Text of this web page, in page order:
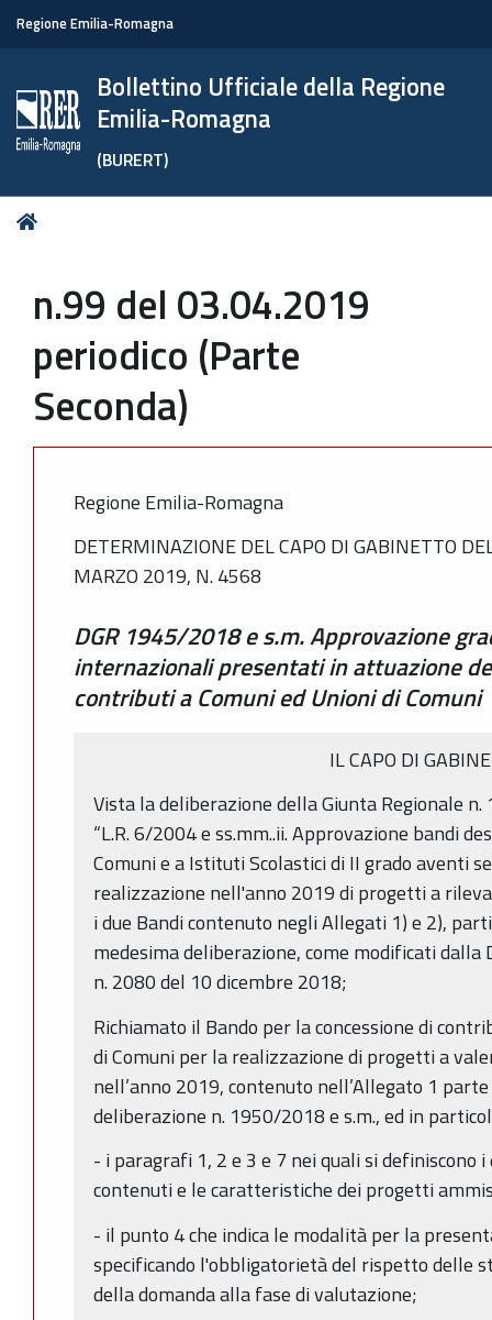
Regione Emilia-Romagna
Bollettino Ufficiale della Regione
Emilia-Romagna
(BURERT)
Tu
n.99 del 03.04.2019
periodico (Parte
Seconda)
Regione Emilia-Romagna
DETERMINAZIONE DEL CAPO DI GABINETTO
MARZO 2019, N. 4568
DGR 1945/2018 e s.m. Approvazione
internazionali presentati in attuazione
contributi a Comuni ed Unioni di Comuni
IL CAPO DI
Vista la deliberazione della Giunta Regionale
“L.R. 6/2004 e ss.mm..ii. Approvazione bandi
Comuni e a Istituti Scolastici di II grado aventi
realizzazione nell'anno 2019 di progetti a
i due Bandi contenuto negli Allegati 1) e 2),
medesima deliberazione, come modificati
n. 2080 del 10 dicembre 2018;
Richiamato il Bando per la concessione di
di Comuni per la realizzazione di progetti a
nell’anno 2019, contenuto nell’Allegato 1
deliberazione n. 1950/2018 e s.m., ed in
- i paragrafi 1, 2 e 3 e 7 nei quali si
contenuti e le caratteristiche dei progetti
- il punto 4 che indica le modalità per la
specificando l'obbligatorietà del rispetto delle
della domanda alla fase di valutazione;